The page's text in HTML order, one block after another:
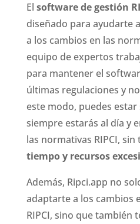
El software de gestión
diseñado para ayudarte
a los cambios en las
equipo de expertos
para mantener el
últimas regulaciones y
este modo, puedes
siempre estarás al día y
las normativas RIPCI,
tiempo y recursos
Además, Ripci.app no
adaptarte a los cambios
RIPCI, sino que también